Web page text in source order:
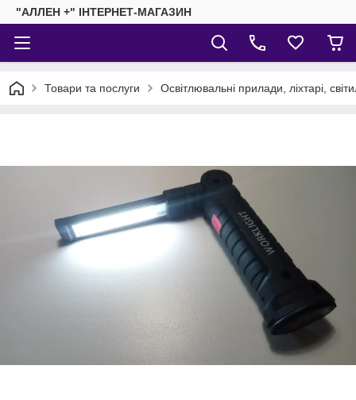
"АЛЛЕН +" ІНТЕРНЕТ-МАГАЗИН
Товари та послуги Освітлювальні прилади, ліхтарі,